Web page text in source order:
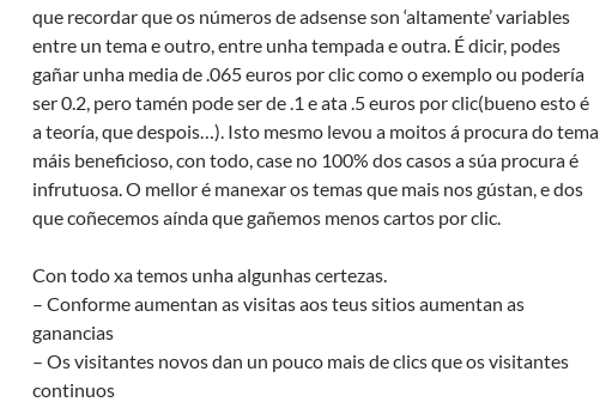
que recordar que os números de adsense son ‘altamente’ variables
entre un tema e outro, entre unha tempada e outra. É dicir, podes
gañar unha media de .065 euros por clic como o exemplo ou podería
ser 0.2, pero tamén pode ser de .1 e ata .5 euros por clic(bueno esto é
a teoría, que despois…). Isto mesmo levou a moitos á procura do tema
máis beneficioso, con todo, case no 100% dos casos a súa procura é
infrutuosa. O mellor é manexar os temas que mais nos gústan, e dos
que coñecemos aínda que gañemos menos cartos por clic.
Con todo xa temos unha algunhas certezas.
– Conforme aumentan as visitas aos teus sitios aumentan as
ganancias
– Os visitantes novos dan un pouco mais de clics que os visitantes
continuos